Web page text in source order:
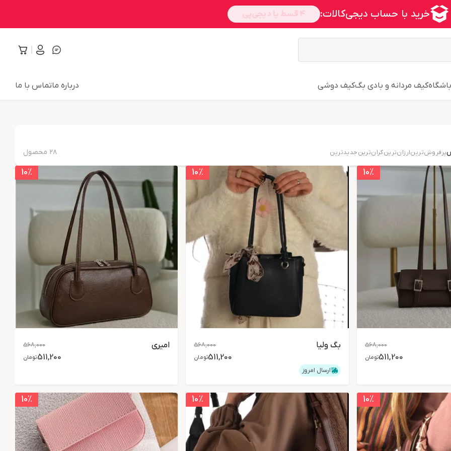
کیف مردانه و بادی بگکیف دوشی درباره ماتماس با ما
پرفروش‌ترینارزان‌ترینگران‌ترینجدید‌ترین ۲۸ محصول
10٪
568,000
511,200تومان
10٪
بگ ولیا 568,000
511,200تومان
ارسال امروز
10٪
امیری 568,000
511,200تومان
10٪ 10٪ 10٪